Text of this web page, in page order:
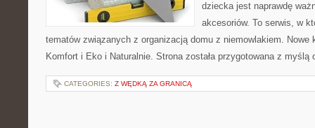
dziecka jest naprawdę
akcesoriów. To serwis, w
tematów związanych z organizacją domu z niemowlakiem. Nowe
Komfort i Eko i Naturalnie. Strona została przygotowana z
CATEGORIES: Z WĘDKĄ ZA GRANICĄ